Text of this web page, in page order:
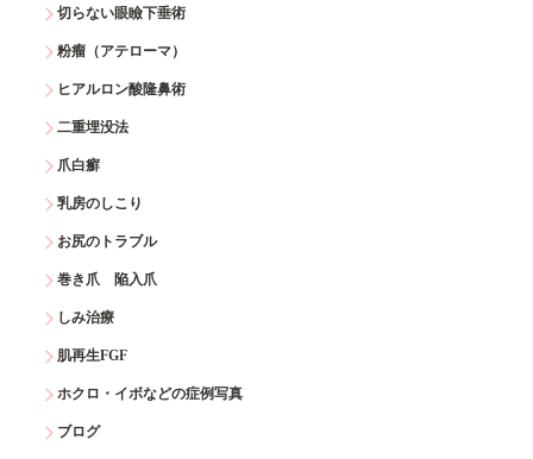
切らない眼瞼下垂術
粉瘤（アテローマ）
ヒアルロン酸隆鼻術
二重埋没法
爪白癬
乳房のしこり
お尻のトラブル
巻き爪 陥入爪
しみ治療
肌再生FGF
ホクロ・イボなどの症例写真
ブログ